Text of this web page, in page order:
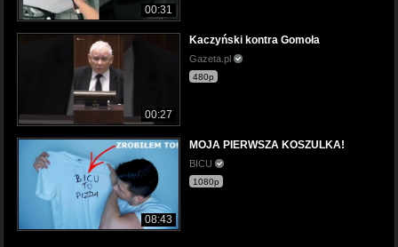
00:31
00:27
Kaczyński kontra Gomoła
Gazeta.pl
480p
08:43
MOJA PIERWSZA KOSZULKA!
BICU
1080p